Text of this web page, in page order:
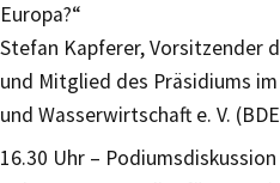
Europa?“
Stefan Kapferer, Vorsitzender
und Mitglied des Präsidiums
und Wasserwirtschaft e. V.
16.30 Uhr –